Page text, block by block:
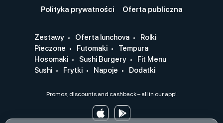
Polityka prywatności Oferta publiczna
Zestawy Oferta lunchova
Rolki
Pieczone
Futomaki
Tempura
Hosomaki
Sushi Burgery
Fit Menu
Sushi
Frytki Napoje Dodatki
Promos, discounts and cashback – all in our app!